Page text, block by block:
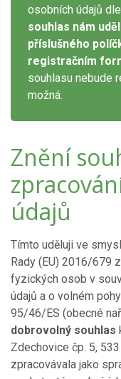
osobních údajů
souhlas nám
příslušného
registračním
souhlasu nebude
možná.
Znění
údajů
Tímto uděluji ve
Rady (EU) 2016/679
fyzických osob v
údajů a o volném
95/46/ES (obecné
dobrovolný souhlas
Zdechovice čp. 5,
zpracovávala jako